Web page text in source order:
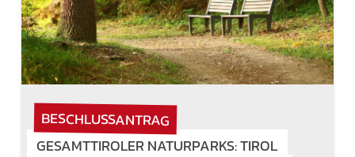
BESCHLUSSANTRAG
GESAMTTIROLER NATURPARKS: TIROL